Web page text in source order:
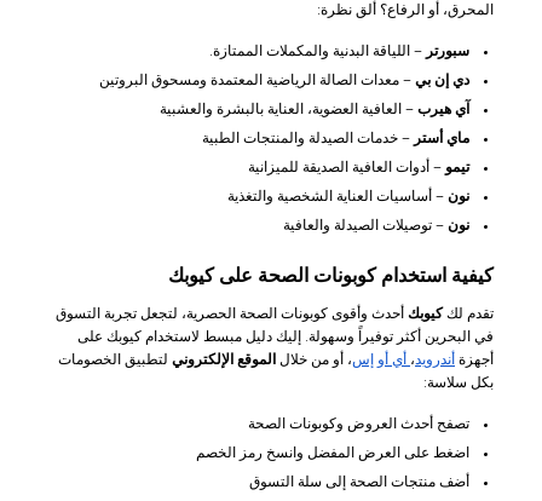
المحرق، أو الرفاع؟ ألق نظرة:
سبورتر – اللياقة البدنية والمكملات الممتازة.
دي إن بي – معدات الصالة الرياضية المعتمدة ومسحوق البروتين
آي هيرب – العافية العضوية، العناية بالبشرة والعشبية
ماي أستر – خدمات الصيدلة والمنتجات الطبية
تيمو – أدوات العافية الصديقة للميزانية
نون – أساسيات العناية الشخصية والتغذية
نون – توصيلات الصيدلة والعافية
كيفية استخدام كوبونات الصحة على كيوبك
تقدم لككيوبك أحدث وأقوى كوبونات الصحة الحصرية، لتجعل تجربة التسوق
في البحرين أكثر توفيراً وسهولة. إليك دليل مبسط لاستخدام كيوبك على
أجهزة أندرويد ، أي أو إس، أو من خلال الموقع الإلكتروني لتطبيق الخصومات
بكل سلاسة:
تصفح أحدث العروض وكوبونات الصحة
اضغط على العرض المفضل وانسخ رمز الخصم
أضف منتجات الصحة إلى سلة التسوق